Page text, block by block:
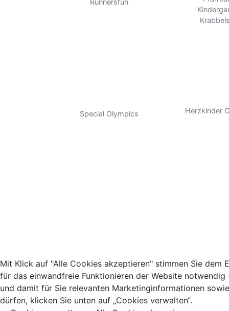
Runnersfun
Special Olympics Herzkinder
Mit Klick auf "Alle Cookies akzeptieren" stimmen Sie dem
für das einwandfreie Funktionieren der Website
und damit für Sie relevanten Marketinginformationen
dürfen, klicken Sie unten auf „Cookies verwalten“.